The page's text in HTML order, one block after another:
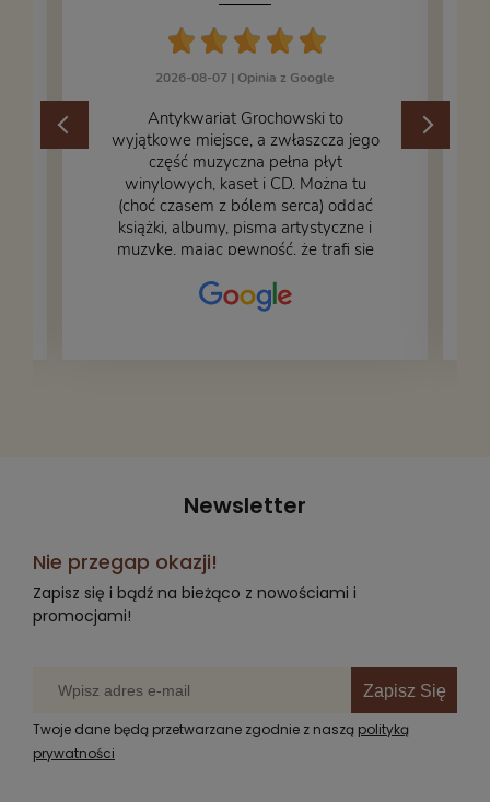
2026-08-07 | Opinia z Google
​Antykwariat Grochowski to
wyjątkowe miejsce, a zwłaszcza jego
część muzyczna pełna płyt
winylowych, kaset i CD. Można tu
(choć czasem z bólem serca) oddać
książki, albumy, pisma artystyczne i
muzykę, mając pewność, że trafi się
– nasze książki w trakcie
przepakowywania. Część oddaliśmy
Newsletter
Nie przegap okazji!
Zapisz się i bądź na bieżąco z nowościami i
promocjami!
Zapisz Się
Twoje dane będą przetwarzane zgodnie z naszą polityką
prywatności